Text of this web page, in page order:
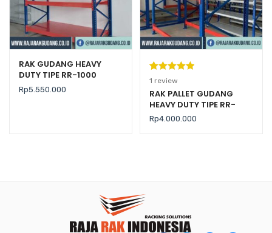
RAK GUDANG HEAVY
DUTY TIPE RR-1000
Rp5.550.000
Peringkat
5.00dari 5
berdasarka
n
1
penilaian
1 review
RAK PALLET GUDANG
HEAVY DUTY TIPE RR-
2000 KAPASITAS 2 TON /
LEVEL
Rp4.000.000